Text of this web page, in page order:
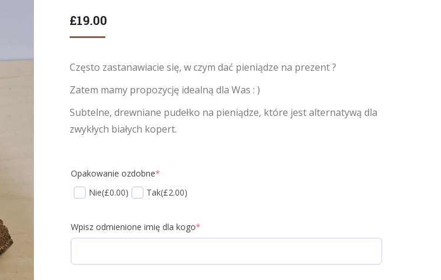
£19.00
Często zastanawiacie się, w czym dać pieniądze na prezent ?
Zatem mamy propozycję idealną dla Was : )
Subtelne, drewniane pudełko na pieniądze, które jest alternatywą dla
zwykłych białych kopert.
Opakowanie ozdobne*
Nie(£0.00) Tak(£2.00)
Wpisz odmienione imię dla kogo*